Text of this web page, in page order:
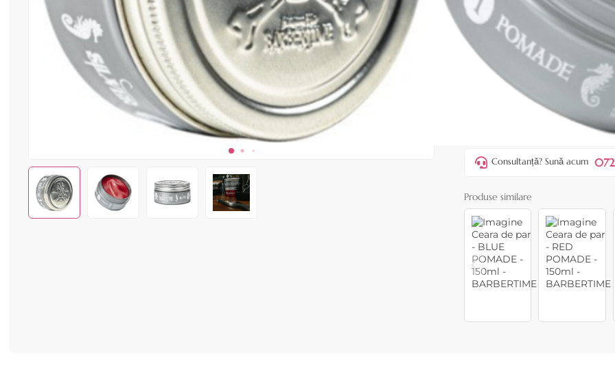
37,00 lei Preț: 15,90 lei
ADAUGĂ ÎN
Favorite
Acest produs vă aduce1💰 puncte
Consultanță? Sună acum
Produse similare